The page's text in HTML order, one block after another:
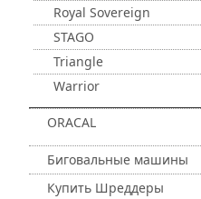
Royal Sovereign
STAGO
Triangle
Warrior
ORACAL
Биговальные машины
Купить Шреддеры